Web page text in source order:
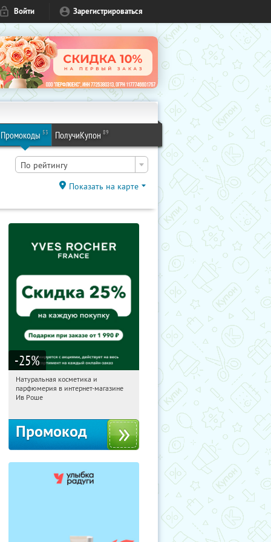
Войти Зарегистрироваться
Промокоды 53 ПолучиКупон 89
По рейтингу
Показать на карте
-25%
17:50:44 Получили:
Россия
Натуральная косметика и
парфюмерия в интернет-магазине
Ив Роше
Промокод